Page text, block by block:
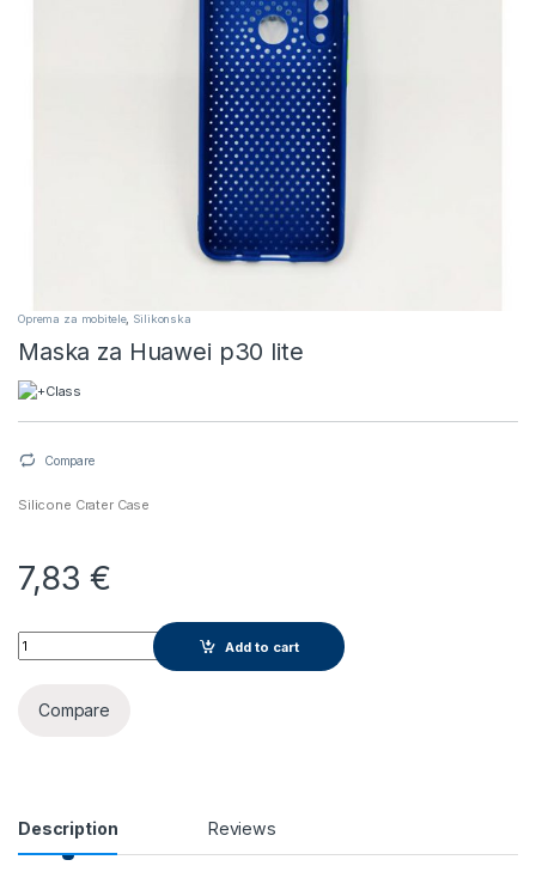
Oprema za mobitele, Silikonska
Maska za Huawei p30 lite
Compare
Silicone Crater Case
7,83€
Maska za Huawei p30 lite quantityAdd to cart
Compare
Description Reviews